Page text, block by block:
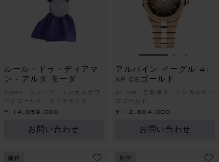
ルール・ドゥ・ディアマ
ン - アルタ モーダ
24MM、クォーツ、エシカルホワ
イトゴールド、ダイヤモンド
¥ 14,069,000
お問い合わせ
スライドに移動 1
アルパイン イーグル 41
XP CSゴールド
41 MM、自動巻き、エシカルロー
ズゴールド
¥ 12,804,000
お問い合わせ
新作 新作